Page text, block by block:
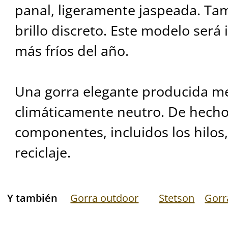
panal, ligeramente jaspeada.
brillo discreto. Este modelo será
más fríos del año.
Una gorra elegante producida
climáticamente neutro. De
componentes, incluidos los
reciclaje.
Y también Gorra outdoor Stetson